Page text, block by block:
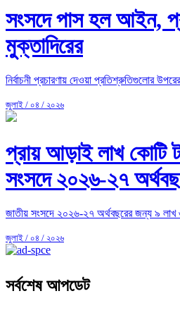
সংসদে পাস হল আইন,
মুক্তাদিরের
নির্বাচনী প্রচারণায় দেওয়া প্রতিশ্রুতিগুলোর
জুলাই / ০৪ / ২০২৬
প্রায় আড়াই লাখ কোটি
সংসদে ২০২৬-২৭
জাতীয় সংসদে ২০২৬-২৭ অর্থবছরের জন্য ৯ লাখ
জুলাই / ০৪ / ২০২৬
সর্বশেষ আপডেট